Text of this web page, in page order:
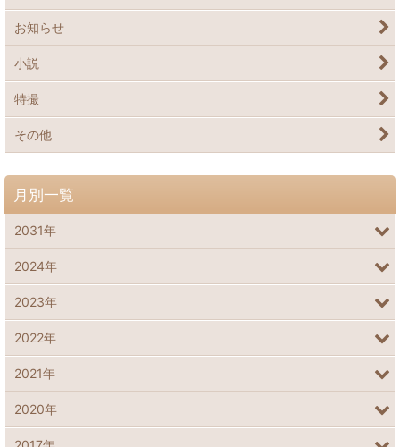
お知らせ
小説
特撮
その他
月別一覧
2031年
2024年
2023年
2022年
2021年
2020年